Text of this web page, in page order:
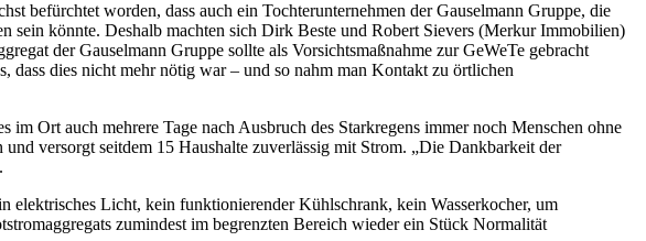
befürchtet worden, dass auch ein Tochterunternehmen der Gauselmann Gruppe, die
sein könnte. Deshalb machten sich Dirk Beste und Robert Sievers (Merkur Immobilien)
der Gauselmann Gruppe sollte als Vorsichtsmaßnahme zur GeWeTe gebracht
dass dies nicht mehr nötig war – und so nahm man Kontakt zu örtlichen
Ort auch mehrere Tage nach Ausbruch des Starkregens immer noch Menschen ohne
versorgt seitdem 15 Haushalte zuverlässig mit Strom. „Die Dankbarkeit der
elektrisches Licht, kein funktionierender Kühlschrank, kein Wasserkocher, um
zumindest im begrenzten Bereich wieder ein Stück Normalität